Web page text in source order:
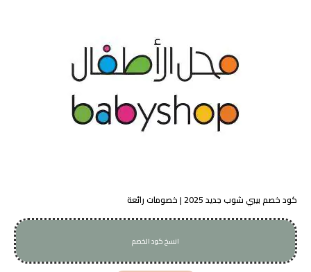
كود خصم بيبي شوب جديد 2025 | خصومات رائعة
انسخ كود الخصم
AA6